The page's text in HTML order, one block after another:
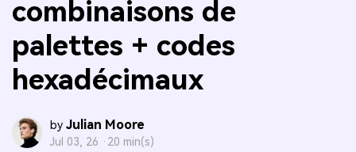
combinaisons de
palettes + codes
hexadécimaux
by Julian Moore
Jul 03, 26 · 20 min(s)